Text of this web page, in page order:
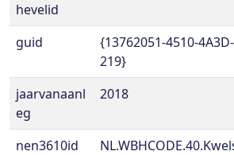
hevelid
guid
{13762051-4510-
219}
jaarvanaanl
eg
2018
nen3610id